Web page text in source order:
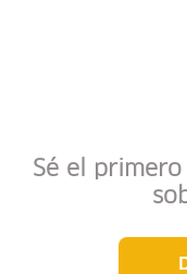
Sé el